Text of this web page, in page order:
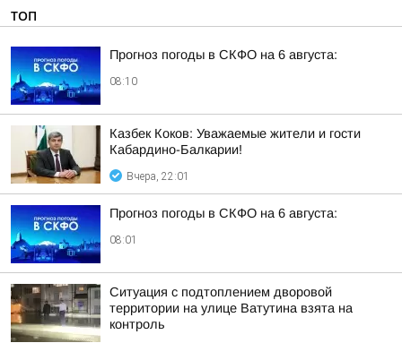
ТОП
Прогноз погоды в СКФО на 6 августа:
08:10
Казбек Коков: Уважаемые жители и гости
Кабардино-Балкарии!
Вчера, 22:01
Прогноз погоды в СКФО на 6 августа:
08:01
Ситуация с подтоплением дворовой
территории на улице Ватутина взята на
контроль